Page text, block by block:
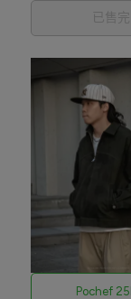
已售完
Pochef